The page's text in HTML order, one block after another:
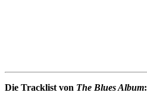
Die Tracklist von The Blues Album: